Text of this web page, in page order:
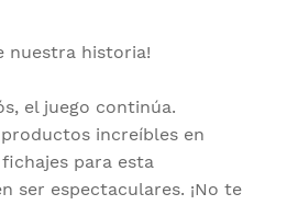
nuestra historia!
el juego continúa.
increíbles en
para esta
ser espectaculares. ¡No te